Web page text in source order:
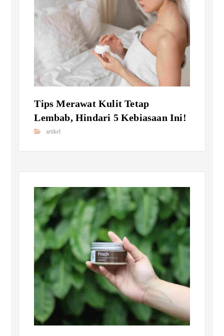
Tips Merawat Kulit Tetap
Lembab, Hindari 5 Kebiasaan Ini!
artikel